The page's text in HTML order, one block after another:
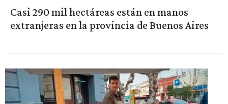
Casi 290 mil hectáreas están en manos
extranjeras en la provincia de Buenos Aires